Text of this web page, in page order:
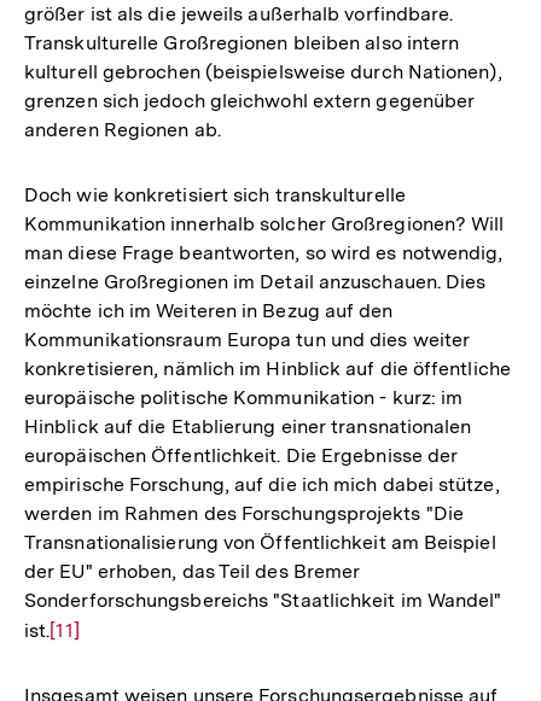
größer ist als die jeweils außerhalb vorfindbare.
Transkulturelle Großregionen bleiben also intern
kulturell gebrochen (beispielsweise durch Nationen),
grenzen sich jedoch gleichwohl extern gegenüber
anderen Regionen ab.
Doch wie konkretisiert sich transkulturelle
Kommunikation innerhalb solcher Großregionen? Will
man diese Frage beantworten, so wird es notwendig,
einzelne Großregionen im Detail anzuschauen. Dies
möchte ich im Weiteren in Bezug auf den
Kommunikationsraum Europa tun und dies weiter
konkretisieren, nämlich im Hinblick auf die öffentliche
europäische politische Kommunikation - kurz: im
Hinblick auf die Etablierung einer transnationalen
europäischen Öffentlichkeit. Die Ergebnisse der
empirische Forschung, auf die ich mich dabei stütze,
werden im Rahmen des Forschungsprojekts "Die
Transnationalisierung von Öffentlichkeit am Beispiel
der EU" erhoben, das Teil des Bremer
Sonderforschungsbereichs "Staatlichkeit im Wandel"
ist.Zur
der
[11]
Insgesamt weisen unsere Forschungsergebnisse auf